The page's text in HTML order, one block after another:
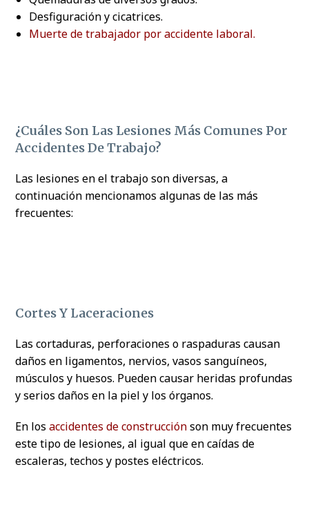
Desfiguración y cicatrices.
Muerte de trabajador por accidente laboral.
¿Cuáles Son Las Lesiones Más Comunes Por
Accidentes De Trabajo?
Las lesiones en el trabajo son diversas, a
continuación mencionamos algunas de las más
frecuentes:
Cortes Y Laceraciones
Las cortaduras, perforaciones o raspaduras causan
daños en ligamentos, nervios, vasos sanguíneos,
músculos y huesos. Pueden causar heridas profundas
y serios daños en la piel y los órganos.
En los accidentes de construcciónson muy frecuentes
este tipo de lesiones, al igual que en caídas de
escaleras, techos y postes eléctricos.